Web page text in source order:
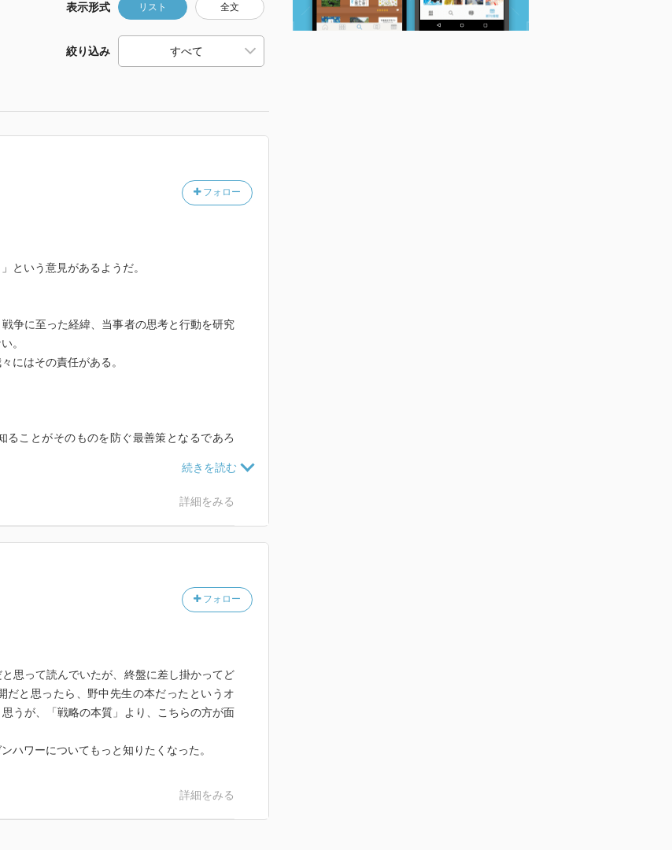
表示形式 リスト 全文
絞り込み
フォロー
という意見があるようだ。
争に至った経緯、当事者の思考と行動を研究
。
にはその責任がある。
ることがそのものを防ぐ最善策となるであろ
る一方、人たらしであり、日本で言えば豊臣
疵を列挙したい。
い。
日時の特定が出来なかった。
場、戦術、戦略で一つも明確、確実な事象な
場を含むあらゆる人間の意見を聞き、大局的
詳細をみる
フォロー
思って読んでいたが、終盤に差し掛かってど
だと思ったら、野中先生の本だったというオ
うが、「戦略の本質」より、こちらの方が面
ハワーについてもっと知りたくなった。
詳細をみる